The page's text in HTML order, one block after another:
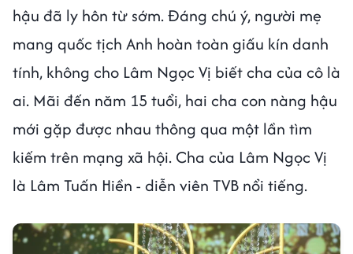
hậu đã ly hôn từ sớm. Đáng chú ý, người mẹ
mang quốc tịch Anh hoàn toàn giấu kín danh
tính, không cho Lâm Ngọc Vị biết cha của cô là
ai. Mãi đến năm 15 tuổi, hai cha con nàng hậu
mới gặp được nhau thông qua một lần tìm
kiếm trên mạng xã hội. Cha của Lâm Ngọc Vị
là Lâm Tuấn Hiền - diễn viên TVB nổi tiếng.